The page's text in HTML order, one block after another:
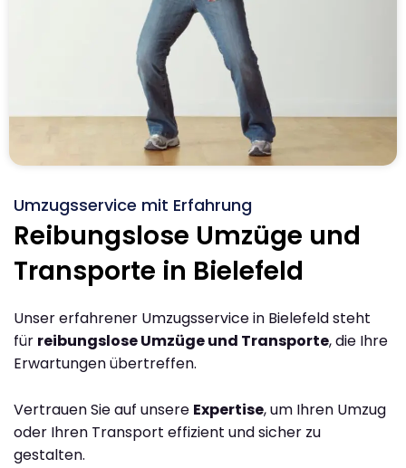
Umzugsservice mit Erfahrung
Reibungslose Umzüge und
Transporte in Bielefeld
Unser erfahrener Umzugsservice in Bielefeld steht
für reibungslose Umzüge und Transporte, die Ihre
Erwartungen übertreffen.
Vertrauen Sie auf unsere Expertise, um Ihren Umzug
oder Ihren Transport effizient und sicher zu
gestalten.